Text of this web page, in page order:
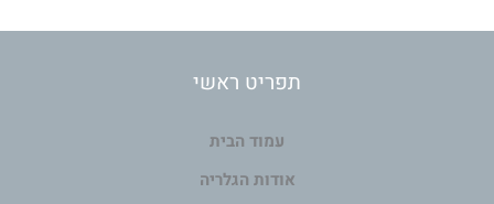
תפריט ראשי
עמוד הבית
אודות הגלריה